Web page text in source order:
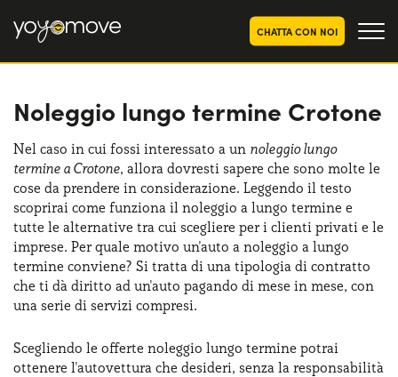
CHATTA CON NOI
OFFERTE NOLEGGIO
LUNGO TERMINE
Privati
Aziende e P.IVA
OFFERTE NOLEGGIO
AUTO USATE
CHI SIAMO
La nostra storia
Lavora con noi
COME FUNZIONA
PERCHÉ CONVIENE
SCEGLI UN PAESE
Noleggio lungo termine Crotone
Nel caso in cui fossi interessato a un noleggio lungo
termine a Crotone, allora dovresti sapere che sono molte le
cose da prendere in considerazione. Leggendo il testo
scoprirai come funziona il noleggio a lungo termine e
tutte le alternative tra cui scegliere per i clienti privati e le
imprese. Per quale motivo un'auto a noleggio a lungo
termine conviene? Si tratta di una tipologia di contratto
che ti dà diritto ad un'auto pagando di mese in mese, con
una serie di servizi compresi.
Scegliendo le offerte noleggio lungo termine potrai
ottenere l'autovettura che desideri, senza la responsabilità